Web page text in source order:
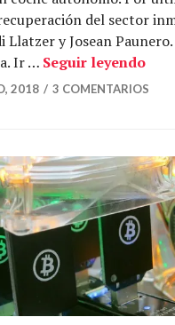
del sector
Llatzer y Josean
Ir … Seguir leyendoSi
2018 3 COMENTARIOS